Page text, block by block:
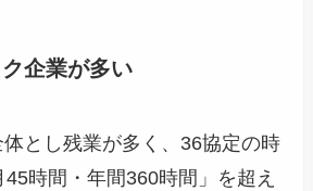
企業が多い
とし残業が多く、36協定の時
時間・年間360時間」を超え